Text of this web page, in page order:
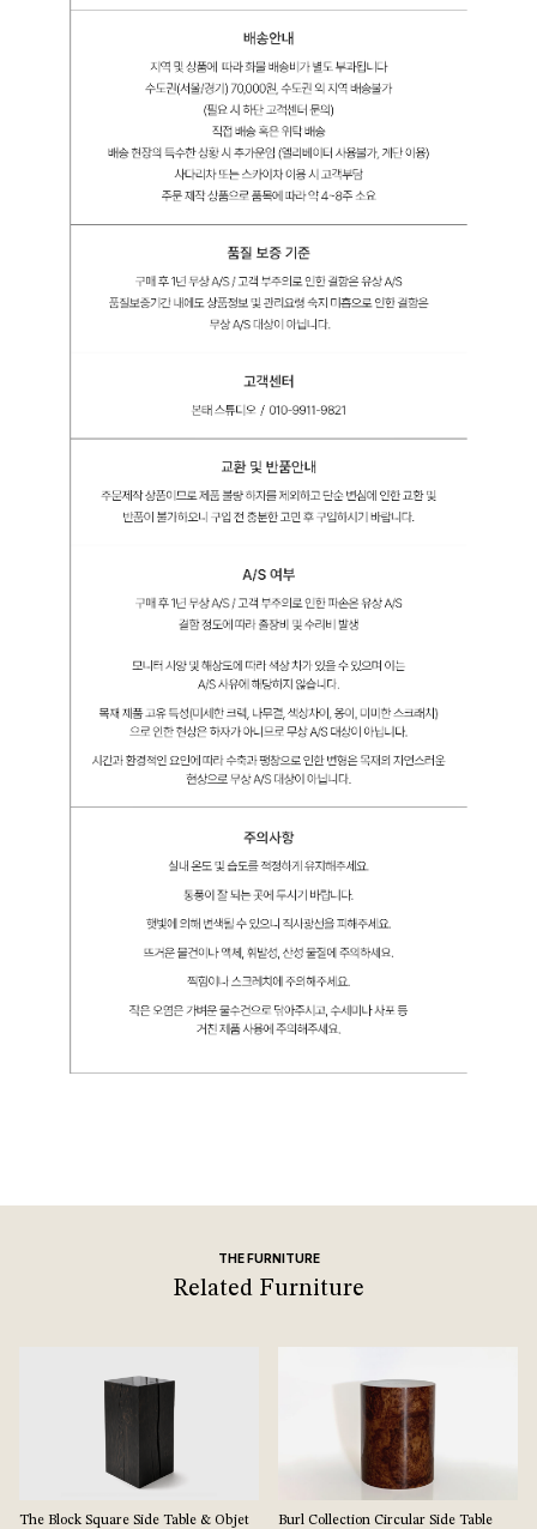
THE FURNITURE
Related Furniture
The Block Square Side Table & Objet Burl Collection Circular Side Table